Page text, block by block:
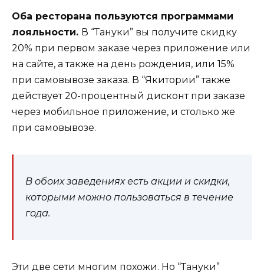
Оба ресторана пользуются программами
лояльности. В “Тануки” вы получите скидку
20% при первом заказе через приложение или
на сайте, а также на день рождения, или 15%
при самовывозе заказа. В “Якитории” также
действует 20-процентный дисконт при заказе
через мобильное приложение, и столько же
при самовывозе.
В обоих заведениях есть акции и скидки,
которыми можно пользоваться в течение
года.
Эти две сети многим похожи. Но “Тануки”